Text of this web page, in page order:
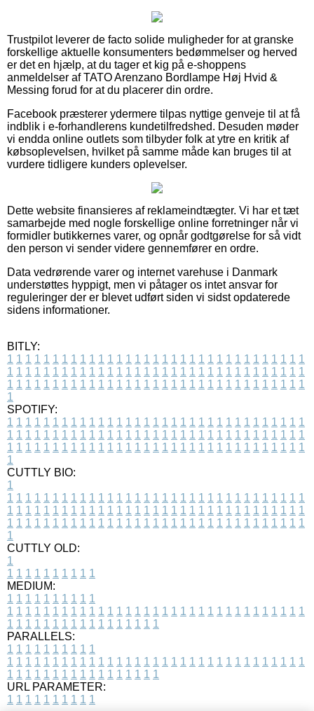
Trustpilot leverer de facto solide muligheder for at granske
forskellige aktuelle konsumenters bedømmelser og herved
er det en hjælp, at du tager et kig på e-shoppens
anmeldelser af TATO Arenzano Bordlampe Høj Hvid &
Messing forud for at du placerer din ordre.
Facebook præsterer ydermere tilpas nyttige genveje til at få
indblik i e-forhandlerens kundetilfredshed. Desuden møder
vi endda online outlets som tilbyder folk at ytre en kritik af
købsoplevelsen, hvilket på samme måde kan bruges til at
vurdere tidligere kunders oplevelser.
Dette website finansieres af reklameindtægter. Vi har et tæt
samarbejde med nogle forskellige online forretninger når vi
formidler butikkernes varer, og opnår godtgørelse for så vidt
den person vi sender videre gennemfører en ordre.
Data vedrørende varer og internet varehuse i Danmark
understøttes hyppigt, men vi påtager os intet ansvar for
reguleringer der er blevet udført siden vi sidst opdaterede
sidens informationer.
BITLY:
1 1 1 1 1 1 1 1 1 1 1 1 1 1 1 1 1 1 1 1 1 1 1 1 1 1 1 1 1 1 1 1 1
1 1 1 1 1 1 1 1 1 1 1 1 1 1 1 1 1 1 1 1 1 1 1 1 1 1 1 1 1 1 1 1 1
1 1 1 1 1 1 1 1 1 1 1 1 1 1 1 1 1 1 1 1 1 1 1 1 1 1 1 1 1 1 1 1 1
1
SPOTIFY:
1 1 1 1 1 1 1 1 1 1 1 1 1 1 1 1 1 1 1 1 1 1 1 1 1 1 1 1 1 1 1 1 1
1 1 1 1 1 1 1 1 1 1 1 1 1 1 1 1 1 1 1 1 1 1 1 1 1 1 1 1 1 1 1 1 1
1 1 1 1 1 1 1 1 1 1 1 1 1 1 1 1 1 1 1 1 1 1 1 1 1 1 1 1 1 1 1 1 1
1
CUTTLY BIO:
1
1 1 1 1 1 1 1 1 1 1 1 1 1 1 1 1 1 1 1 1 1 1 1 1 1 1 1 1 1 1 1 1 1
1 1 1 1 1 1 1 1 1 1 1 1 1 1 1 1 1 1 1 1 1 1 1 1 1 1 1 1 1 1 1 1 1
1 1 1 1 1 1 1 1 1 1 1 1 1 1 1 1 1 1 1 1 1 1 1 1 1 1 1 1 1 1 1 1 1
1
CUTTLY OLD:
1
1 1 1 1 1 1 1 1 1 1
MEDIUM:
1 1 1 1 1 1 1 1 1 1
1 1 1 1 1 1 1 1 1 1 1 1 1 1 1 1 1 1 1 1 1 1 1 1 1 1 1 1 1 1 1 1 1
1 1 1 1 1 1 1 1 1 1 1 1 1 1 1 1 1
PARALLELS:
1 1 1 1 1 1 1 1 1 1
1 1 1 1 1 1 1 1 1 1 1 1 1 1 1 1 1 1 1 1 1 1 1 1 1 1 1 1 1 1 1 1 1
1 1 1 1 1 1 1 1 1 1 1 1 1 1 1 1 1
URL PARAMETER:
1 1 1 1 1 1 1 1 1 1